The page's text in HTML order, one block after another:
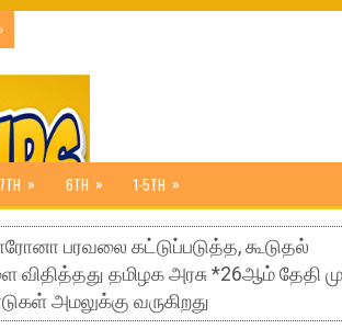
7TH » 6TH » 1-5TH »
பரவலை கட்டுப்படுத்த, கூடுதல்
விதித்தது தமிழக அரசு *26ஆம் தேதி
அமலுக்கு வருகிறது